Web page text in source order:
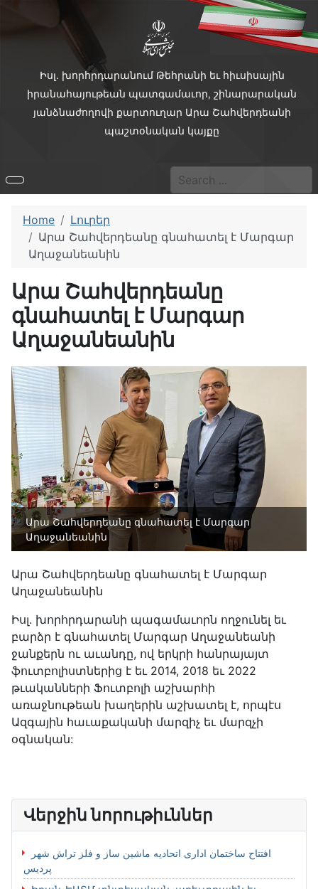
Իսլ. խորհրդարանում Թեհրանի եւ հիւսիսային
իրանահայութեան պատգամաւոր, շինարարական
յանձնաժողովի քարտուղար Արա Շահվերդեանի
պաշտօնական կայքը
Search
Home
Լուրեր
Արա Շահվերդեանը գնահատել է Մարգար
Աղաջանեանին
Արա Շահվերդեանը
գնահատել է Մարգար
Աղաջանեանին
Արա Շահվերդեանը գնահատել է Մարգար
Աղաջանեանին
Արա Շահվերդեանը գնահատել է Մարգար
Աղաջանեանին
Իսլ. խորհրդարանի պագամաւորն ողջունել եւ
բարձր է գնահատել Մարգար Աղաջանեանի
ջանքերն ու աւանդը, ով երկրի հանրայայտ
ֆուտբոլիստներից է եւ 2014, 2018 եւ 2022
թւականների Ֆուտբոլի աշխարհի
առաջնութեան խաղերին աշխատել է, որպէս
Ազգային հաւաքականի մարզիչ եւ մարզչի
օգնական:
Վերջին նորութիւններ
افتتاح ساختمان اداری اتحادیه ماشین ساز و فلز تراش شهر
پردیس